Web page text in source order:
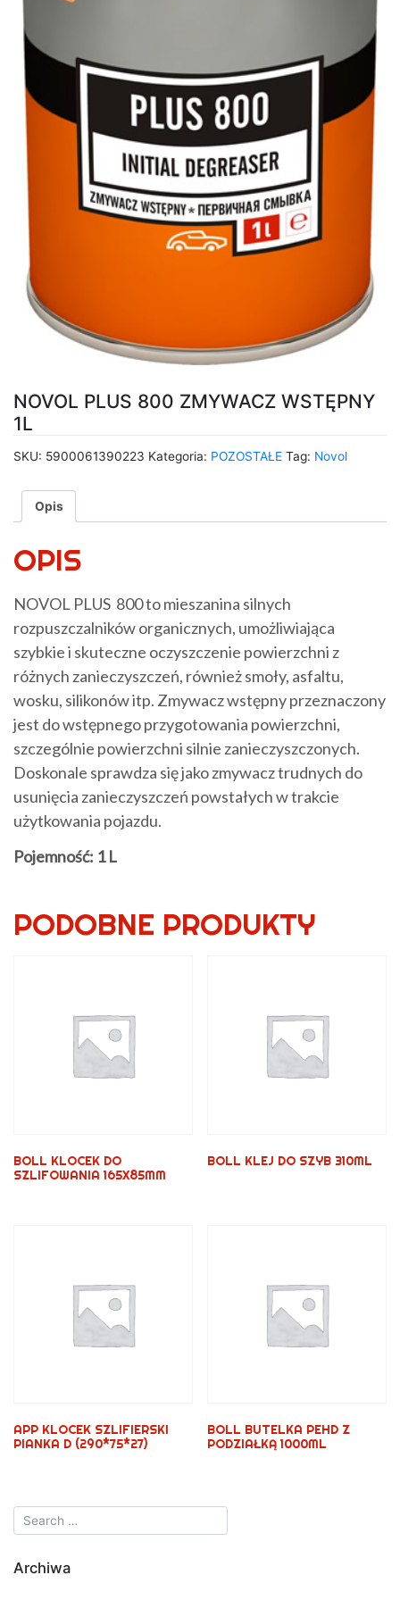
NOVOL PLUS 800 ZMYWACZ WSTĘPNY
1L
SKU: 5900061390223 Kategoria: POZOSTAŁE Tag: Novol
Opis
OPIS
NOVOL PLUS 800 to mieszanina silnych
rozpuszczalników organicznych, umożliwiająca
szybkie i skuteczne oczyszczenie powierzchni z
różnych zanieczyszczeń, również smoły, asfaltu,
wosku, silikonów itp. Zmywacz wstępny przeznaczony
jest do wstępnego przygotowania powierzchni,
szczególnie powierzchni silnie zanieczyszczonych.
Doskonale sprawdza się jako zmywacz trudnych do
usunięcia zanieczyszczeń powstałych w trakcie
użytkowania pojazdu.
Pojemność: 1 L
PODOBNE PRODUKTY
BOLL KLOCEK DO
SZLIFOWANIA 165X85MM
BOLL KLEJ DO SZYB 310ML
APP KLOCEK SZLIFIERSKI
PIANKA D (290*75*27)
BOLL BUTELKA PEHD Z
PODZIAŁKĄ 1000ML
Archiwa